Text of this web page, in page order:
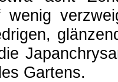
Gartens.